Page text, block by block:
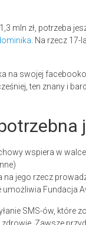
mln zł, potrzeba
. Na rzecz 17-
na swojej
ten znany i
na jego rzecz
umożliwia Fundacja
SMS-ów, które